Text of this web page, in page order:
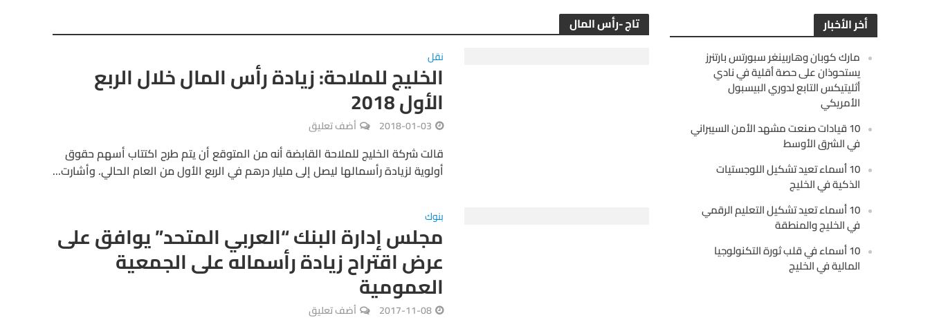
تاج -رأس المال
نقل
الخليج للملاحة: زيادة رأس المال خلال الربع
الأول 2018
2018-01-03 أضف تعليق
قالت شركة الخليج للملاحة القابضة أنه من المتوقع أن يتم طرح اكتتاب أسهم حقوق
أولوية لزيادة رأسمالها ليصل إلى مليار درهم في الربع الأول من العام الحالي. وأشارت...
بنوك
مجلس إدارة البنك “العربي المتحد” يوافق على
عرض اقتراح زيادة رأسماله على الجمعية
العمومية
2017-11-08 أضف تعليق
أخر الأخبار
مارك كوبان وهاربينغر سبورتس بارتنرز
يستحوذان على حصة أقلية في نادي
أثليتيكس التابع لدوري البيسبول
الأمريكي
10 قيادات صنعت مشهد الأمن السيبراني
في الشرق الأوسط
10 أسماء تعيد تشكيل اللوجستيات
الذكية في الخليج
10 أسماء تعيد تشكيل التعليم الرقمي
في الخليج والمنطقة
10 أسماء في قلب ثورة التكنولوجيا
المالية في الخليج